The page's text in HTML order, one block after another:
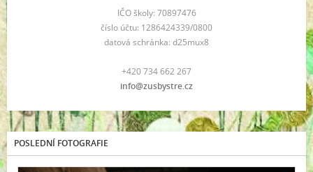
IČO školy: 70897476
číslo účtu: 1286424339/0800
datová schránka: d25mux8
+420 734 662 267
info@zusbystre.cz
POSLEDNÍ FOTOGRAFIE